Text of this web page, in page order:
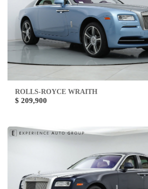
ROLLS-ROYCE WRAITH
$ 209,900